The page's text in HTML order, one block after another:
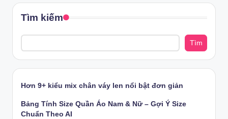
Tìm kiếm
Tìm
Hơn 9+ kiểu mix chân váy len nổi bật đơn giản
Bảng Tính Size Quần Áo Nam & Nữ – Gợi Ý Size
Chuẩn Theo AI